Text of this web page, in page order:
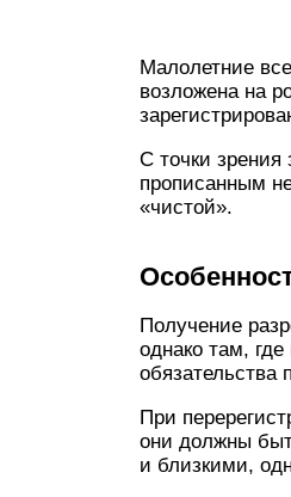
Малолетние
возложена на
С точки зрения
прописанным
«чистой».
Получение
однако там,
обязательства
При
они должны
и близкими,